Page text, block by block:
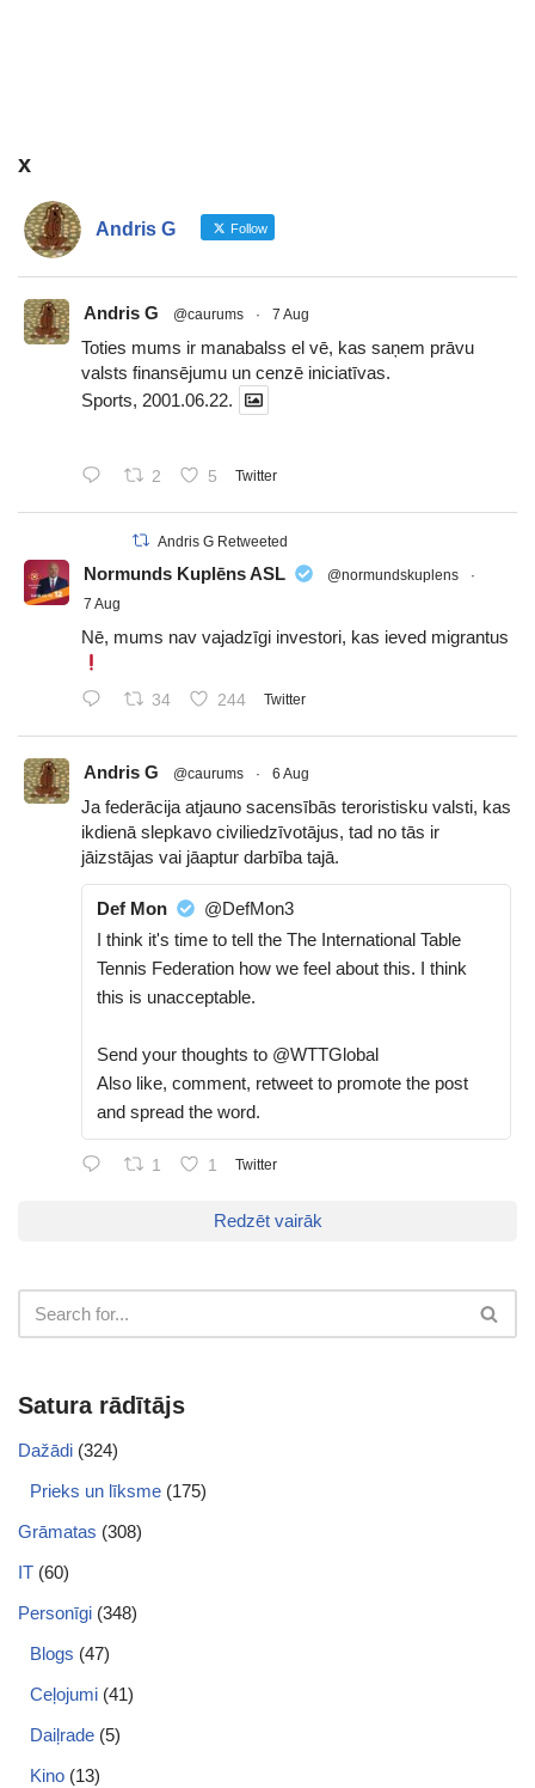
x
Andris G Follow
Andris G @caurums · 7 Aug
Toties mums ir manabalss el vē, kas saņem prāvu
valsts finansējumu un cenzē iniciatīvas.
Sports, 2001.06.22.
2 5 Twitter
Andris G Retweeted
Normunds Kuplēns ASL @normundskuplens
·
7 Aug
Nē, mums nav vajadzīgi investori, kas ieved migrantus
34 244 Twitter
Andris G @caurums · 6 Aug
Ja federācija atjauno sacensībās teroristisku valsti, kas
ikdienā slepkavo civiliedzīvotājus, tad no tās ir
jāizstājas vai jāaptur darbība tajā.
Def Mon
@DefMon3
I think it's time to tell the The International Table
Tennis Federation how we feel about this. I think
this is unacceptable.
Send your thoughts to @WTTGlobal
Also like, comment, retweet to promote the post
and spread the word.
1 1 Twitter
Redzēt vairāk
Satura rādītājs
Dažādi (324)
Prieks un līksme (175)
Grāmatas (308)
IT (60)
Personīgi (348)
Blogs (47)
Ceļojumi (41)
Daiļrade (5)
Kino (13)